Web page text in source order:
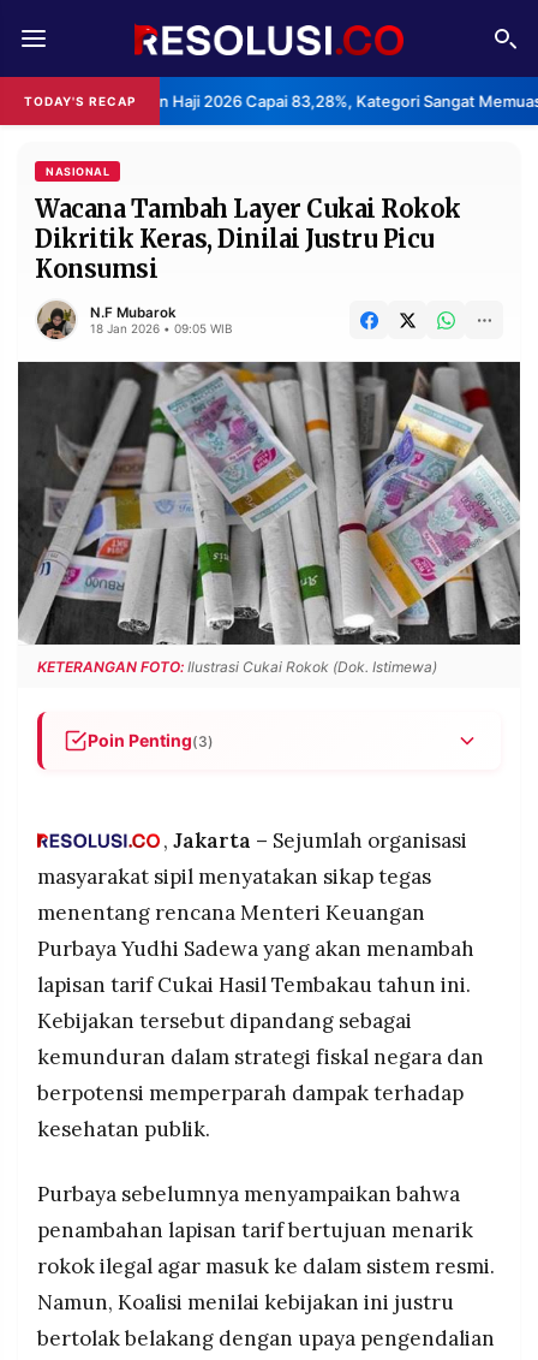
TODAY'S RECAP
Haji 2026 Capai 83,28%, Kategori Sangat Memuaskan. •
REDAKSI TENTANG
RESOLUSI IKLAN
RUBRIKASI
EDITORIAL
FINANSIA PERSONA
DAERAH NASIONAL
SPORT
INFORMASI
PRIVACY
POLICY
BERITA
WARGA
INFORMASI
IKLAN
KIRIM
TULISAN
PENGADUAN TERM
PT.
MEDIA
PRAMUDITA
©
Resolusi.co
PT.
MEDIA
PRAMUDITA
NASIONAL
Wacana Tambah Layer Cukai Rokok
Dikritik Keras, Dinilai Justru Picu
Konsumsi
N.F Mubarok
18 Jan 2026 • 09:05 WIB
KETERANGAN FOTO: Ilustrasi Cukai Rokok (Dok. Istimewa)
Poin Penting(3)
karena dinilai memperburuk dampak kesehatan
tembakau.
Penambahan layer cukai dianggap membuat
rokok tetap terjangkau, berisiko meningkatkan
konsumsi, dan tidak sejalan dengan target
Koalisi mendesak penyederhanaan struktur tarif
cukai, penerapan sistem track and trace rokok
ilegal, dan kebijakan fiskal yang mendukung
kesehatan masyarakat dan pembangunan
ekonomi jangka panjang.
, Jakarta – Sejumlah organisasi
masyarakat sipil menyatakan sikap tegas
menentang rencana Menteri Keuangan
Purbaya Yudhi Sadewa yang akan menambah
lapisan tarif Cukai Hasil Tembakau tahun ini.
Kebijakan tersebut dipandang sebagai
kemunduran dalam strategi fiskal negara dan
berpotensi memperparah dampak terhadap
kesehatan publik.
Purbaya sebelumnya menyampaikan bahwa
penambahan lapisan tarif bertujuan menarik
rokok ilegal agar masuk ke dalam sistem resmi.
Namun, Koalisi menilai kebijakan ini justru
bertolak belakang dengan upaya pengendalian